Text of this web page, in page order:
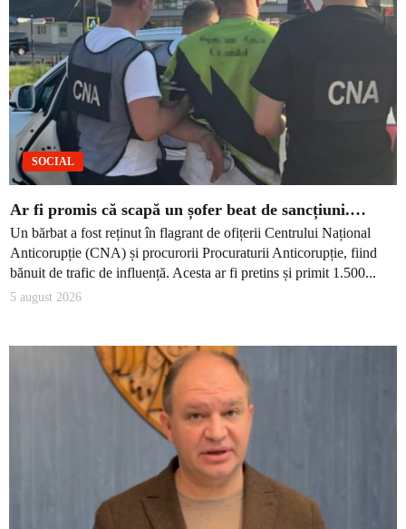
SOCIAL
Ar fi promis că scapă un șofer beat de sancțiuni.…
Un bărbat a fost reținut în flagrant de ofițerii Centrului Național
Anticorupție (CNA) și procurorii Procuraturii Anticorupție, fiind
bănuit de trafic de influență. Acesta ar fi pretins și primit 1.500...
5 august 2026